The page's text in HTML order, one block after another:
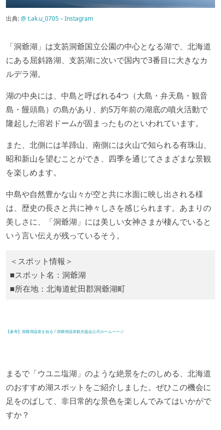
出典:@ t.ak.u_0705 – Instagram
「洞爺湖」は支笏洞爺国立公園の中心となる湖で、北海道
にある屈斜路湖、支笏湖に次いで国内で3番目に大きなカ
ルデラ湖。
湖の中央には、中島と呼ばれる4つ（大島・弁天島・観音
島・饅頭島）の島があり、約5万年前の湖底の噴火活動で
隆起した溶岩ドームが固まったものといわれています。
また、北側には羊蹄山、南側には火山で知られる有珠山、
昭和新山を望むことができ、四季を通じてさまざまな景観
を楽しめます。
中島や自然豊かな山々が空と共に水面に映し出される様
は、歴史の長さと共に神々しさを感じられます。あまりの
美しさに、「洞爺湖」には美しい女神さまが棲んでいると
いう言い伝えが残っているそう。
＜スポット情報＞
■スポット名：洞爺湖
■所在地：北海道虻田郡洞爺湖町
【参考】洞爺湖温泉を知る / 洞爺湖温泉観光協会公式ホームページ
まるで「ウユニ塩湖」のような絶景をたのしめる、北海道
のおすすめ湖スポットをご紹介しました。ぜひこの機会に
足をのばして、非日常的な景色を楽しんでみてはいかがで
すか？